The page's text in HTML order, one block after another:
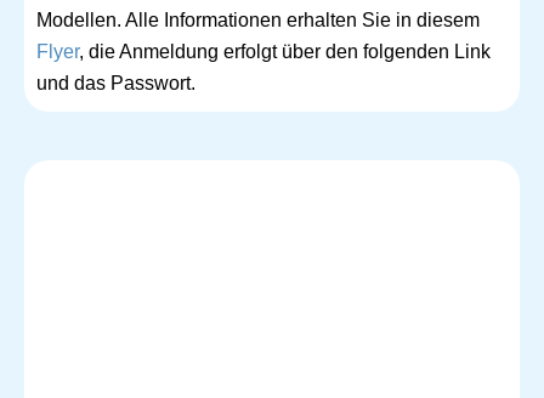
Modellen. Alle Informationen erhalten Sie in diesem
Flyer, die Anmeldung erfolgt über den folgenden Link
und das Passwort.